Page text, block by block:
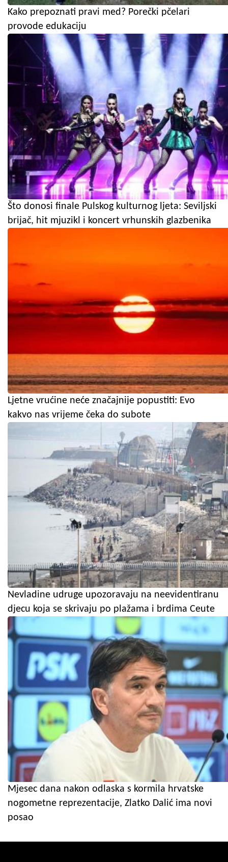
Kako prepoznati pravi med? Porečki pčelari
provode edukaciju
Što donosi finale Pulskog kulturnog ljeta: Seviljski
brijač, hit mjuzikl i koncert vrhunskih glazbenika
Ljetne vrućine neće značajnije popustiti: Evo
kakvo nas vrijeme čeka do subote
Nevladine udruge upozoravaju na neevidentiranu
djecu koja se skrivaju po plažama i brdima Ceute
Mjesec dana nakon odlaska s kormila hrvatske
nogometne reprezentacije, Zlatko Dalić ima novi
posao